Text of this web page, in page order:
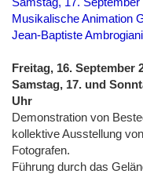
Musikalische Animation
Jean-Baptiste Ambrogiani
Freitag, 16. September
Samstag, 17. und
Uhr
Demonstration von
kollektive Ausstellung
Fotografen.
Führung durch das